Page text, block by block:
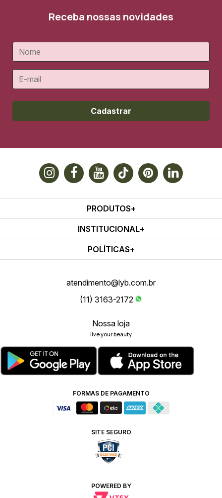
Receba nossas novidades
Cadastrar
PRODUTOS
INSTITUCIONAL
POLÍTICAS
atendimento@lyb.com.br
(11) 3163-2172
Nossa loja
live your beauty
FORMAS DE PAGAMENTO
SITE SEGURO
POWERED BY